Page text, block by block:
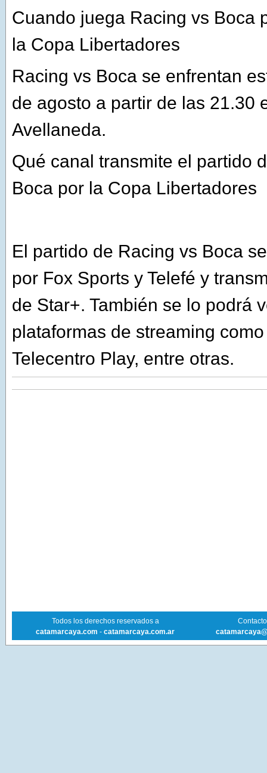
Cuando juega Racing vs Boca
la Copa Libertadores
Racing vs Boca se enfrentan
de agosto a partir de las 21.30
Avellaneda.
Qué canal transmite el partido
Boca por la Copa Libertadores
El partido de Racing vs Boca
por Fox Sports y Telefé y
de Star+. También se lo podrá
plataformas de streaming
Telecentro Play, entre otras.
Todos los derechos reservados a
catamarcaya.com - catamarcaya.com.ar